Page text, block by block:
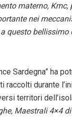
materno,
nei
questo bellissimo
Sardegna” ha
durante
territori
Maestrali 4×4